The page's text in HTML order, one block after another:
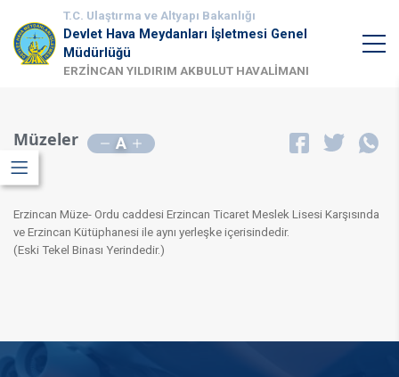
T.C. Ulaştırma ve Altyapı Bakanlığı
Devlet Hava Meydanları İşletmesi Genel
Müdürlüğü
ERZİNCAN YILDIRIM AKBULUT HAVALİMANI
Müzeler A
​Erzincan Müze- Ordu caddesi Erzincan Ticaret Meslek Lisesi Karşısında
ve Erzincan Kütüphanesi ile aynı yerleşke içerisindedir.
(Eski Tekel Binası Yerindedir.)